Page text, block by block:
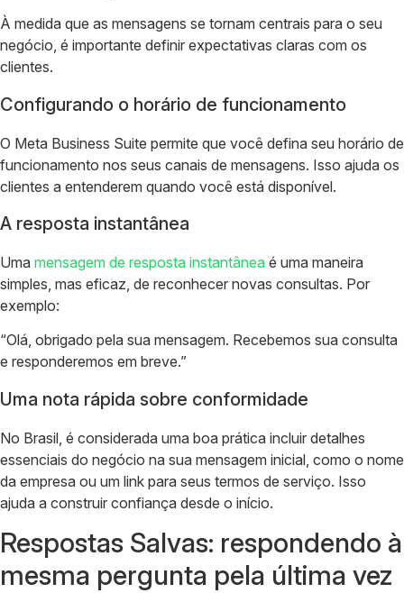
À medida que as mensagens se tornam centrais para o seu
negócio, é importante definir expectativas claras com os
clientes.
Configurando o horário de funcionamento
O Meta Business Suite permite que você defina seu horário de
funcionamento nos seus canais de mensagens. Isso ajuda os
clientes a entenderem quando você está disponível.
A resposta instantânea
Uma mensagem de resposta instantânea é uma maneira
simples, mas eficaz, de reconhecer novas consultas. Por
exemplo:
“Olá, obrigado pela sua mensagem. Recebemos sua consulta
e responderemos em breve.”
Uma nota rápida sobre conformidade
No Brasil, é considerada uma boa prática incluir detalhes
essenciais do negócio na sua mensagem inicial, como o nome
da empresa ou um link para seus termos de serviço. Isso
ajuda a construir confiança desde o início.
Respostas Salvas: respondendo à
mesma pergunta pela última vez